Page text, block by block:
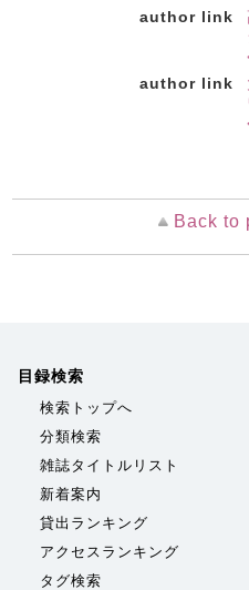
author link
author link
Back to
目録検索
検索トップへ
分類検索
雑誌タイトルリスト
新着案内
貸出ランキング
アクセスランキング
タグ検索